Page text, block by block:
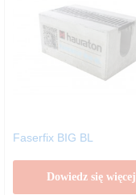
Faserfix BIG BL
Dowiedz się więcej